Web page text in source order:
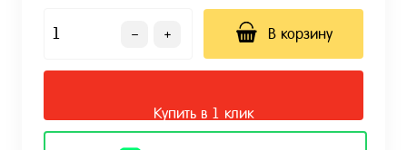
В корзину
Купить в 1 клик